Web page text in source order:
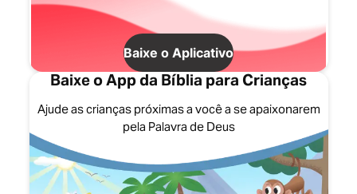
Baixe o Aplicativo
Baixe o App da Bíblia para Crianças
Ajude as crianças próximas a você a se apaixonarem
pela Palavra de Deus